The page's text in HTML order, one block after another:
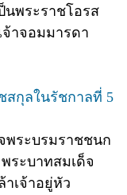
นพระราชโอรส
จ้าจอมมารดา
สกุลในรัชกาลที่ 5
ระบรมราชชนก
ระบาทสมเด็จ
าเจ้าอยู่หัว